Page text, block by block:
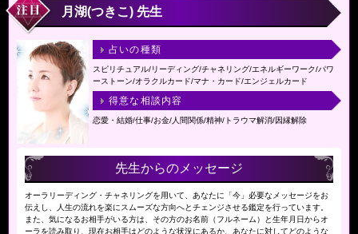
月湖(つきこ) 先生
占いの種類
スピリチュアル/リーディング/チャネリング/エネルギーワーク/パワ
ーストーン/オラクルカード/マナ・カード/エンジェルカード
得意な相談内容
恋愛・結婚/仕事/お金/人間関係/精神/トラウマ解消/因縁解除
先生からのメッセージ
オーラリーディング・チャネリングを用いて、あなたに「今」必要なメッセージをお
伝えし、人生の流れを楽にスムーズな方向へとチェンジさせる鑑定を行っています。
また、気になるお相手がいる方は、その方のお名前（フルネーム）と生年月日からオ
ーラを読み取り、現在お相手はどのような状況にあるか、あなたに対してどのような